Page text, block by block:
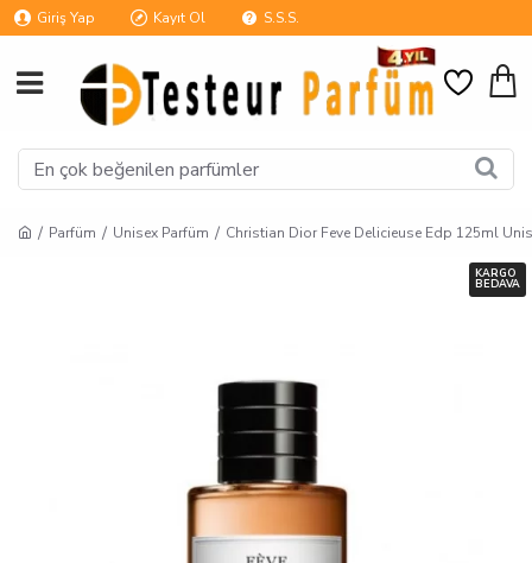
Giriş Yap Kayıt Ol S.S.S.
Parfüm Unisex Parfüm Christian Dior Feve Delicieuse Edp 125ml
KARGO
BEDAVA